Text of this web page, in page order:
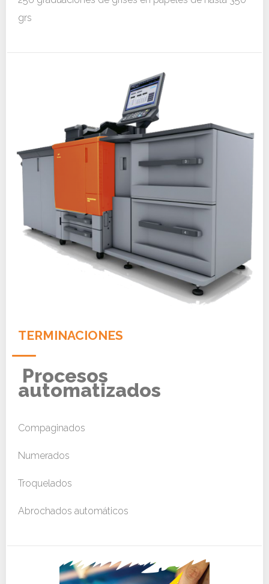
grs
TERMINACIONES
Procesos
automatizados
Compaginados
Numerados
Troquelados
Abrochados automáticos